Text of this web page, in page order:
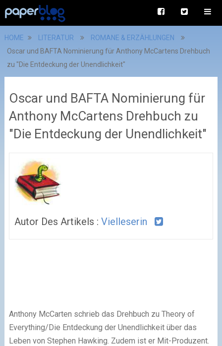
HOME LITERATUR
ROMANE & ERZÄHLUNGEN
Oscar und BAFTA Nominierung für Anthony McCartens Drehbuch
zu "Die Entdeckung der Unendlichkeit"
Oscar und BAFTA Nominierung für
Anthony McCartens Drehbuch zu
"Die Entdeckung der Unendlichkeit"
Autor Des Artikels : Vielleserin
Anthony McCarten schrieb das Drehbuch zu Theory of
Everything/Die Entdeckung der Unendlichkeit über das
Leben von Stephen Hawking. Zudem ist er Mit-Produzent.